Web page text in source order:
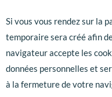
Si vous vous rendez sur la
temporaire sera créé afin
navigateur accepte les
données personnelles et
à la fermeture de votre